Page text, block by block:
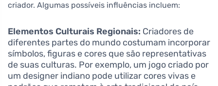
criador. Algumas possíveis influências incluem:
Elementos Culturais Regionais: Criadores de
diferentes partes do mundo costumam incorporar
símbolos, figuras e cores que são representativas
de suas culturas. Por exemplo, um jogo criado por
um designer indiano pode utilizar cores vivas e